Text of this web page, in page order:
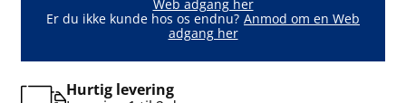
Web adgang her
Er du ikke kunde hos os endnu? Anmod om en Web
adgang her
Hurtig levering